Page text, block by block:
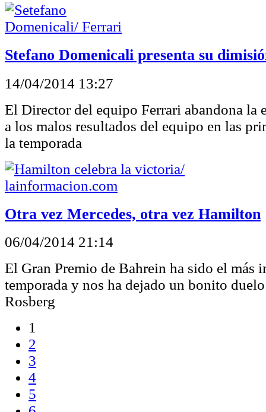
Stefano Domenicali presenta su
14/04/2014 13:27
El Director del equipo Ferrari abandona la
a los malos resultados del equipo en las
la temporada
Otra vez Mercedes, otra vez Hamilton
06/04/2014 21:14
El Gran Premio de Bahrein ha sido el más
temporada y nos ha dejado un bonito
Rosberg
1
2
3
4
5